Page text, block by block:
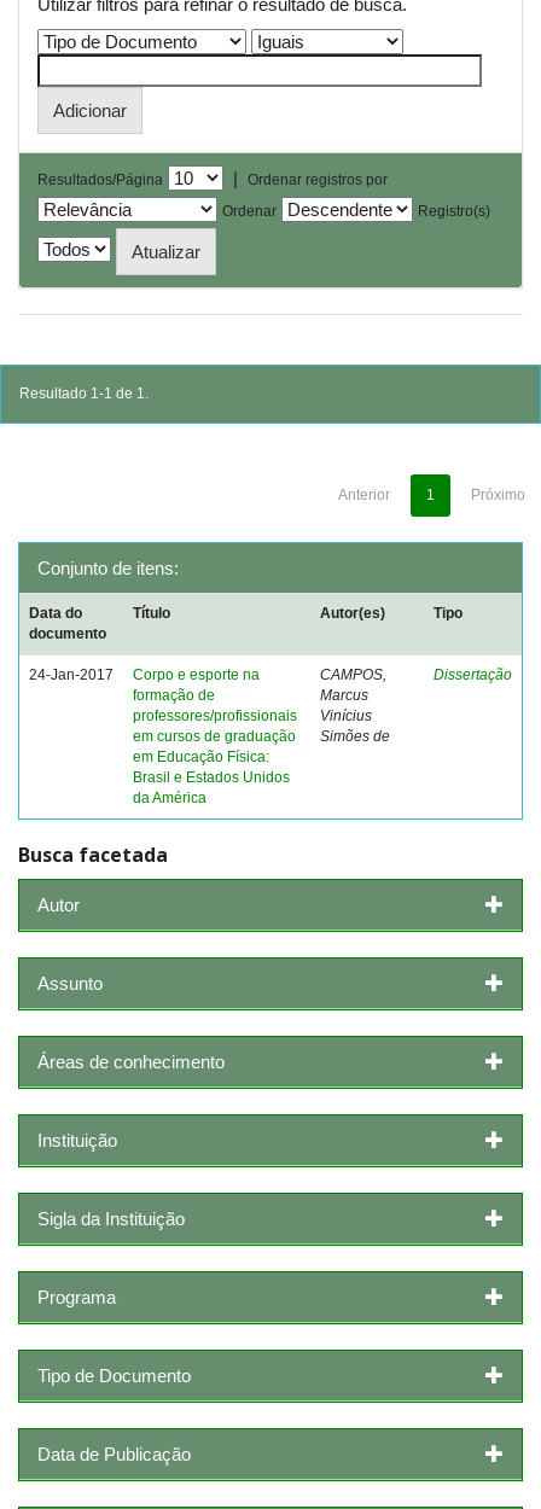
Resultados/Página |
Ordenar registros por
Ordenar
Registro(s)
Resultado 1-1 de 1.
Anterior 1 Próximo
Conjunto de itens:
Data do
documento
Título Autor(es) Tipo
24-Jan-2017
Corpo e esporte na
formação de
professores/profissionais
em cursos de graduação
em Educação Física:
Brasil e Estados Unidos
da América
CAMPOS,
Marcus
Vinícius
Simões de
Dissertação
Busca facetada
Autor
Assunto
Áreas de conhecimento
Instituição
Sigla da Instituição
Programa
Tipo de Documento
Data de Publicação